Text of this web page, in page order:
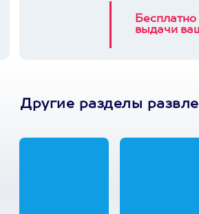
Бесплатно
выдачи
Другие разделы